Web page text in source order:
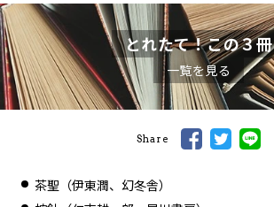
とれたて！この３冊
一覧を見る
Share
茶聖（伊東潤、幻冬舎）